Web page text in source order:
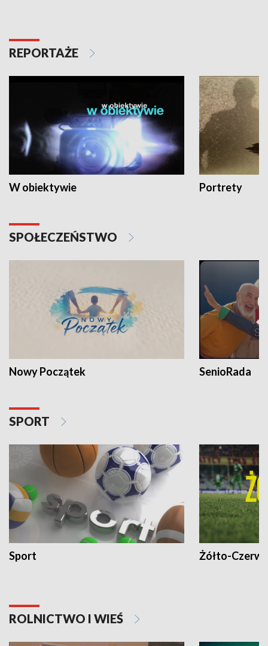
REPORTAŻE
W obiektywie Portrety
SPOŁECZEŃSTWO
Nowy Początek SenioRada
SPORT
Sport Żółto-
ROLNICTWO I WIEŚ